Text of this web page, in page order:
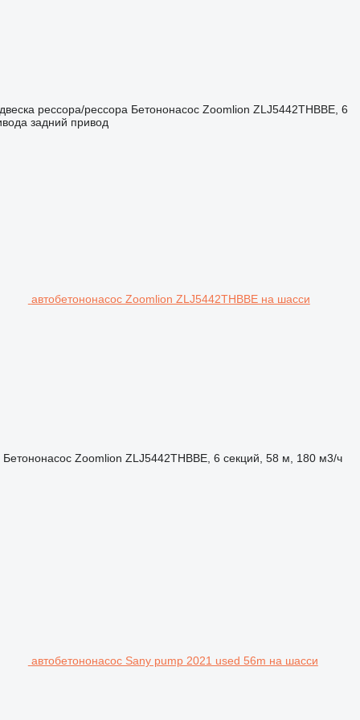
рессора/рессора Бетононасос Zoomlion ZLJ5442THBBE, 6
задний привод
автобетононасос Zoomlion ZLJ5442THBBE на шасси
Бетононасос Zoomlion ZLJ5442THBBE, 6 секций, 58 м, 180 м3/ч
автобетононасос Sany pump 2021 used 56m на шасси